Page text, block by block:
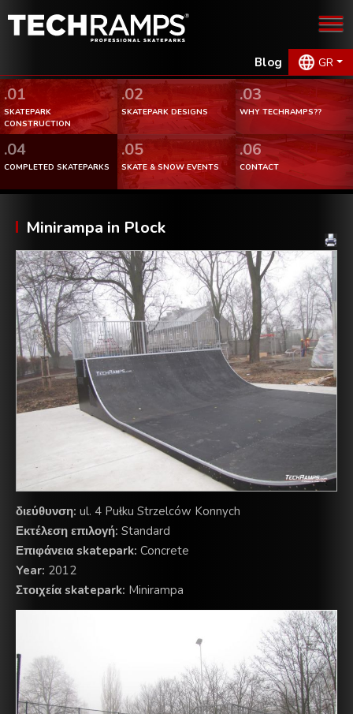
Blog GR
.01
SKATEPARK
CONSTRUCTION
.02
SKATEPARK DESIGNS
.03
WHY TECHRAMPS??
.04
COMPLETED SKATEPARKS
.05
SKATE & SNOW EVENTS
.06
CONTACT
Minirampa in Plock
διεύθυνση: ul. 4 Pułku Strzelców Konnych
Εκτέλεση επιλογή: Standard
Επιφάνεια skatepark: Concrete
Year: 2012
Στοιχεία skatepark: Minirampa